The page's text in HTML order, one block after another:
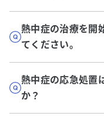
熱中症の治療を開
てください。
熱中症の応急処置
か？